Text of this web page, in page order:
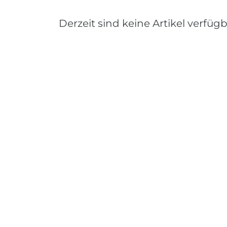
Derzeit sind keine Artikel